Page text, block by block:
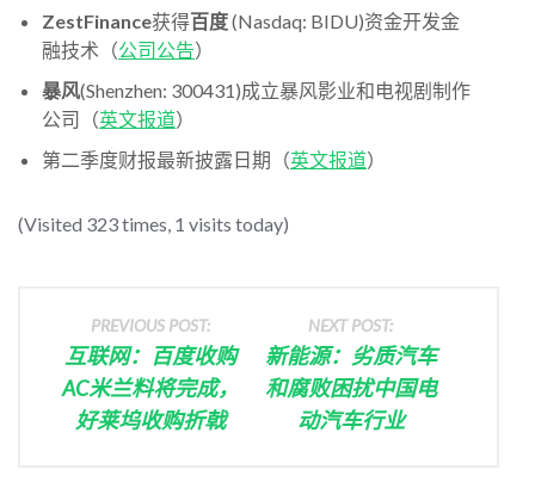
ZestFinance获得百度(Nasdaq: BIDU)资金开发金
融技术（公司公告）
暴风(Shenzhen: 300431)成立暴风影业和电视剧制作
公司（英文报道）
第二季度财报最新披露日期（英文报道）
(Visited 323 times, 1 visits today)
PREVIOUS POST:
互联网：百度收购
AC米兰料将完成，
好莱坞收购折戟
NEXT POST:
新能源：劣质汽车
和腐败困扰中国电
动汽车行业